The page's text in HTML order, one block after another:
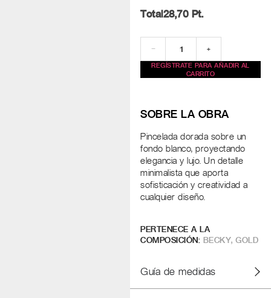
Total28,70 Pt.
− +
REGÍSTRATE PARA AÑADIR AL
CARRITO
SOBRE LA OBRA
Pincelada dorada sobre un
fondo blanco, proyectando
elegancia y lujo. Un detalle
minimalista que aporta
sofisticación y creatividad a
cualquier diseño.
PERTENECE A LA
COMPOSICIÓN: BECKY,GOLD
Guía de medidas